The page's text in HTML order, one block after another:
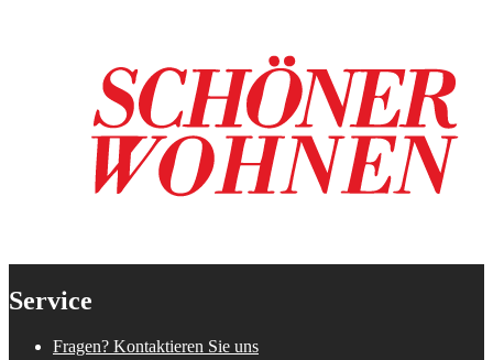
Service
Fragen? Kontaktieren Sie uns